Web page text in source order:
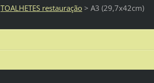
TOALHETES restauração > A3 (29,7x42cm)